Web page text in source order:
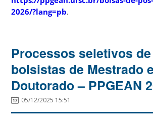
2026/?lang=pb.
Processos seletivos de
bolsistas de Mestrado
Doutorado – PPGEAN
05/12/2025 15:51